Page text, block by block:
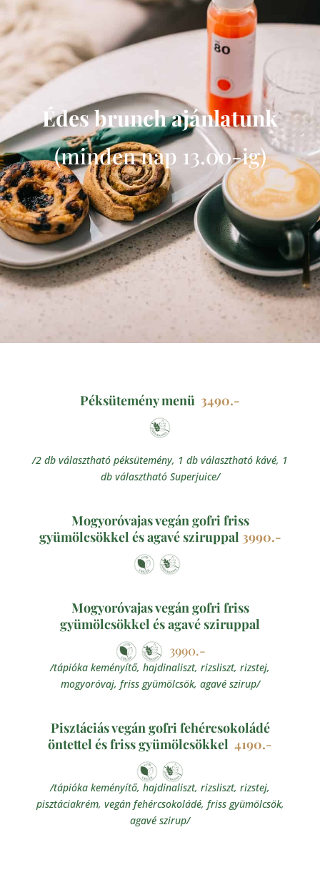
Péksütemény menü 3490.-
/2 db választható péksütemény, 1 db választható kávé, 1
db választható Superjuice/
Mogyoróvajas vegán gofri friss
gyümölcsökkel és agavé sziruppal 3990.-
Mogyoróvajas vegán gofri friss
gyümölcsökkel és agavé sziruppal
3990.-
/tápióka keményítő, hajdinaliszt, rizsliszt, rizstej,
mogyoróvaj, friss gyümölcsök, agavé szirup/
Pisztáciás vegán gofri fehércsokoládé
öntettel és friss gyümölcsökkel 4190.-
/tápióka keményítő, hajdinaliszt, rizsliszt, rizstej,
pisztáciakrém, vegán fehércsokoládé, friss gyümölcsök,
agavé szirup/
Édes brunch ajánlatunk
(minden nap 13.00-ig)